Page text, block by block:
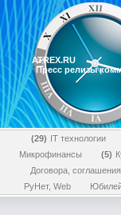
ATREX.RU
Пресс релизы
29 IT технологии
Микрофинансы
5
Договора, соглашения
РуНет, Web